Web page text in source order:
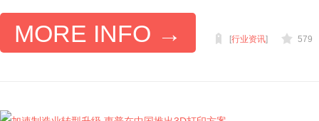
MORE INFO →
[行业资讯] 579